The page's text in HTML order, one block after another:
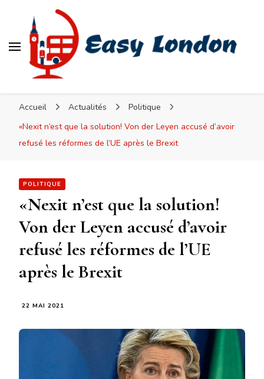
Accueil Actualités
Politique
«Nexit n’est que la solution! Von der Leyen accusé d’avoir
refusé les réformes de l’UE après le Brexit
POLITIQUE
«Nexit n’est que la solution!
Von der Leyen accusé d’avoir
refusé les réformes de l’UE
après le Brexit
22 MAI 2021